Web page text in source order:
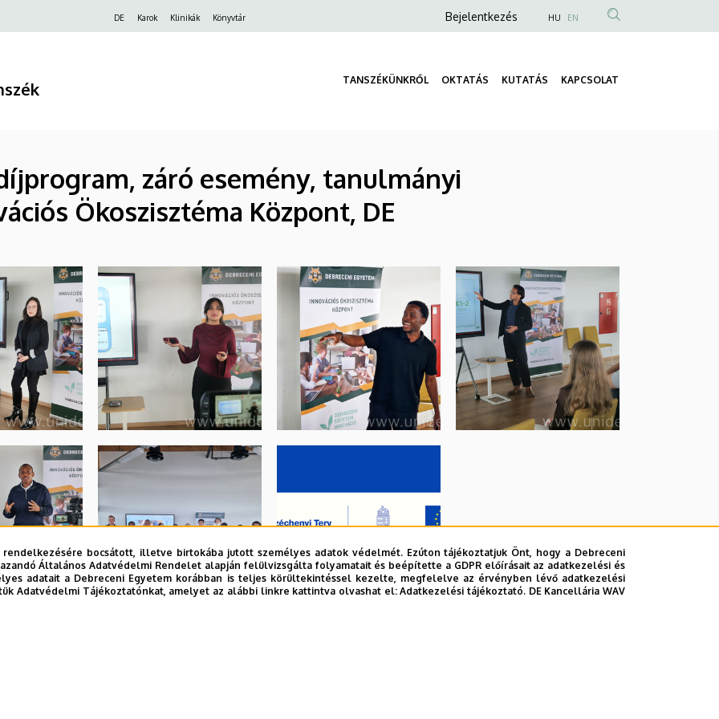
DE Karok Klinikák Könyvtár
Anonim
menüje
Bejelentkezés HU EN
TANSZÉKÜNKRŐL OKTATÁS KUTATÁS KAPCSOLAT
záró esemény, tanulmányi
Ökoszisztéma Központ, DE
bocsátott, illetve birtokába jutott személyes adatok védelmét. Ezúton tájékoztatjuk Önt, hogy a Debreceni
Általános Adatvédelmi Rendelet alapján felülvizsgálta folyamatait és beépítette a GDPR előírásait az adatkezelési és
adatait a Debreceni Egyetem korábban is teljes körültekintéssel kezelte, megfelelve az érvényben lévő adatkezelési
Adatvédelmi Tájékoztatónkat, amelyet az alábbi linkre kattintva olvashat el:Adatkezelési tájékoztató. DE Kancellária WAV